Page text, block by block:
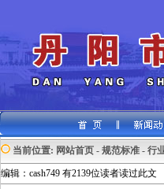
当前位置: 网站首页 - 规范标准 - 行
编辑：cash749 有2139位读者读过此文